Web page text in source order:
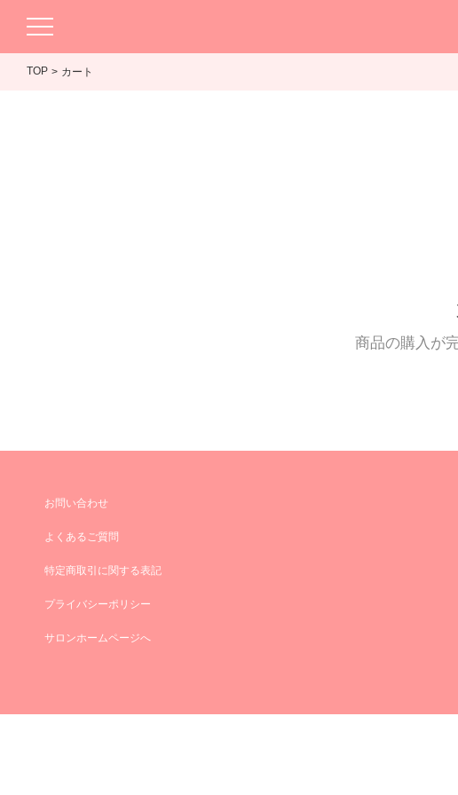
TOP カート
商品の購入が
お問い合わせ
よくあるご質問
特定商取引に関する表記
プライバシーポリシー
サロンホームページへ